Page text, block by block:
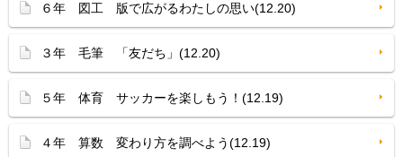
６年 図工 版で広がるわたしの思い(12.20)
３年 毛筆 「友だち」(12.20)
５年 体育 サッカーを楽しもう！(12.19)
４年 算数 変わり方を調べよう(12.19)